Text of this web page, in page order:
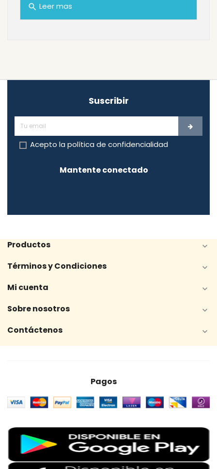
search Leer mas
Suscribir
Acepto la política de confidencialidad
Mantente conectado
Productos 
Términos y Condiciones 
Mi cuenta 
Sobre nosotros 
Contáctenos 
Pagos